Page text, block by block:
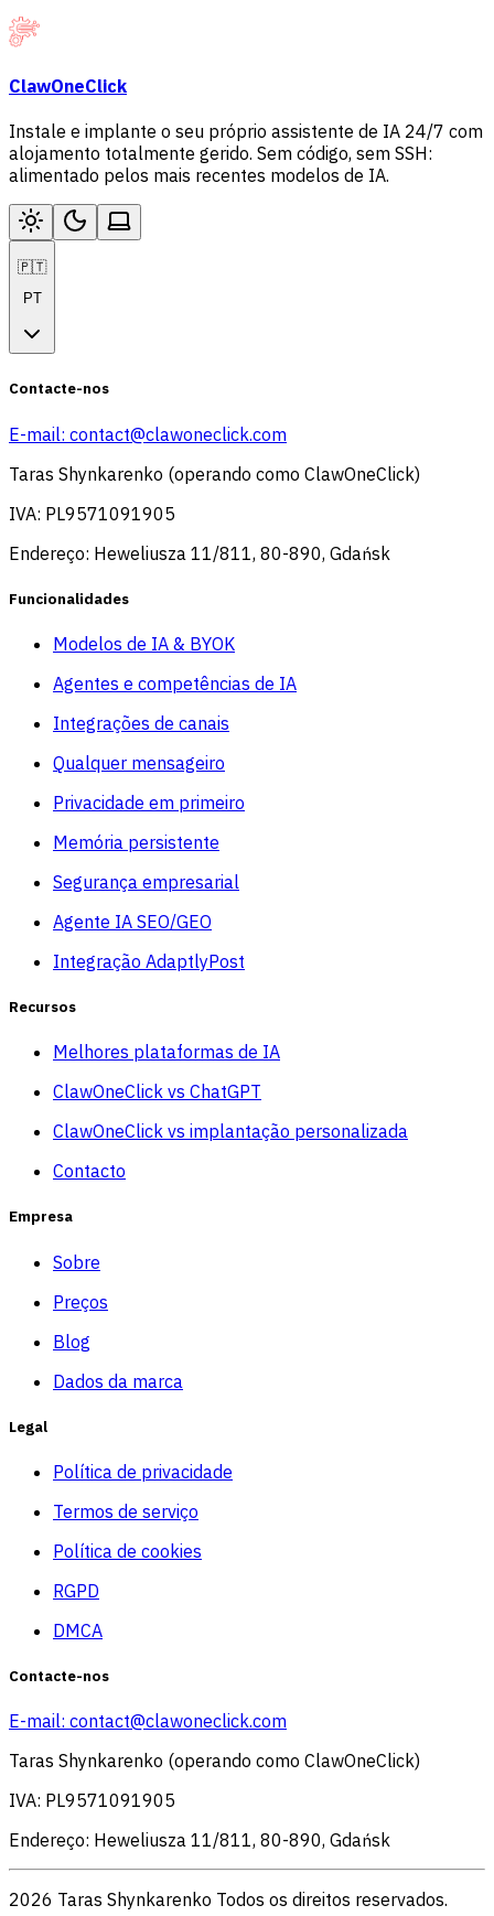
ClawOneClick
Instale e implante o seu próprio assistente de IA 24/7 com
alojamento totalmente gerido. Sem código, sem SSH:
alimentado pelos mais recentes modelos de IA.
🇵🇹
PT
Contacte-nos
E-mail: contact@clawoneclick.com
Taras Shynkarenko (operando como ClawOneClick)
IVA: PL9571091905
Endereço: Heweliusza 11/811, 80-890, Gdańsk
Funcionalidades
Modelos de IA & BYOK
Agentes e competências de IA
Integrações de canais
Qualquer mensageiro
Privacidade em primeiro
Memória persistente
Segurança empresarial
Agente IA SEO/GEO
Integração AdaptlyPost
Recursos
Melhores plataformas de IA
ClawOneClick vs ChatGPT
ClawOneClick vs implantação personalizada
Contacto
Empresa
Sobre
Preços
Blog
Dados da marca
Legal
Política de privacidade
Termos de serviço
Política de cookies
RGPD
DMCA
Contacte-nos
E-mail: contact@clawoneclick.com
Taras Shynkarenko (operando como ClawOneClick)
IVA: PL9571091905
Endereço: Heweliusza 11/811, 80-890, Gdańsk
2026 Taras Shynkarenko Todos os direitos reservados.